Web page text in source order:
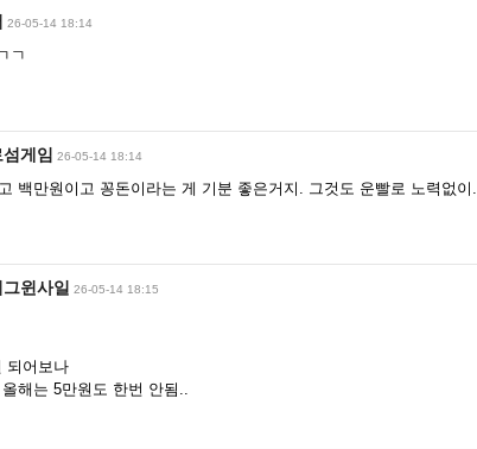
26-05-14 18:14
ㄱ
게임 26-05-14 18:14
백만원이고 꽁돈이라는 게 기분 좋은거지. 그것도 운빨로 노력없이.
윈사일 26-05-14 18:15
되어보나
해는 5만원도 한번 안됨..